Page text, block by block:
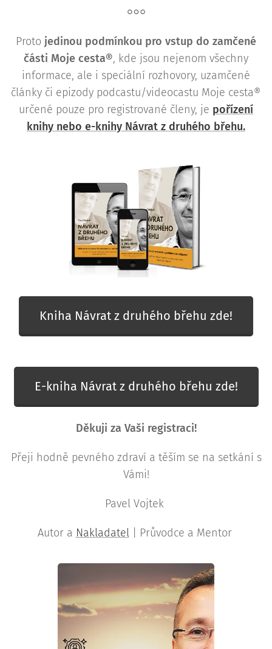
Proto jedinou podmínkou pro vstup do zamčené
části Moje cesta®, kde jsou nejenom všechny
informace, ale i speciální rozhovory, uzamčené
články či epizody podcastu/videocastu Moje cesta®
určené pouze pro registrované členy, je pořízení
knihy nebo e-knihy Návrat z druhého břehu.
Kniha Návrat z druhého břehu zde!
E-kniha Návrat z druhého břehu zde!
Děkuji za Vaši registraci!
Přeji hodně pevného zdraví a těším se na setkání s
Vámi!
Pavel Vojtek
Autor a Nakladatel| Průvodce a Mentor